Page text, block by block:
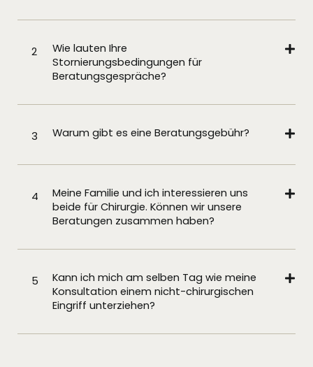
2
Wie lauten Ihre
Stornierungsbedingungen für
Beratungsgespräche?
3 Warum gibt es eine Beratungsgebühr?
4
Meine Familie und ich interessieren uns
beide für Chirurgie. Können wir unsere
Beratungen zusammen haben?
5
Kann ich mich am selben Tag wie meine
Konsultation einem nicht-chirurgischen
Eingriff unterziehen?